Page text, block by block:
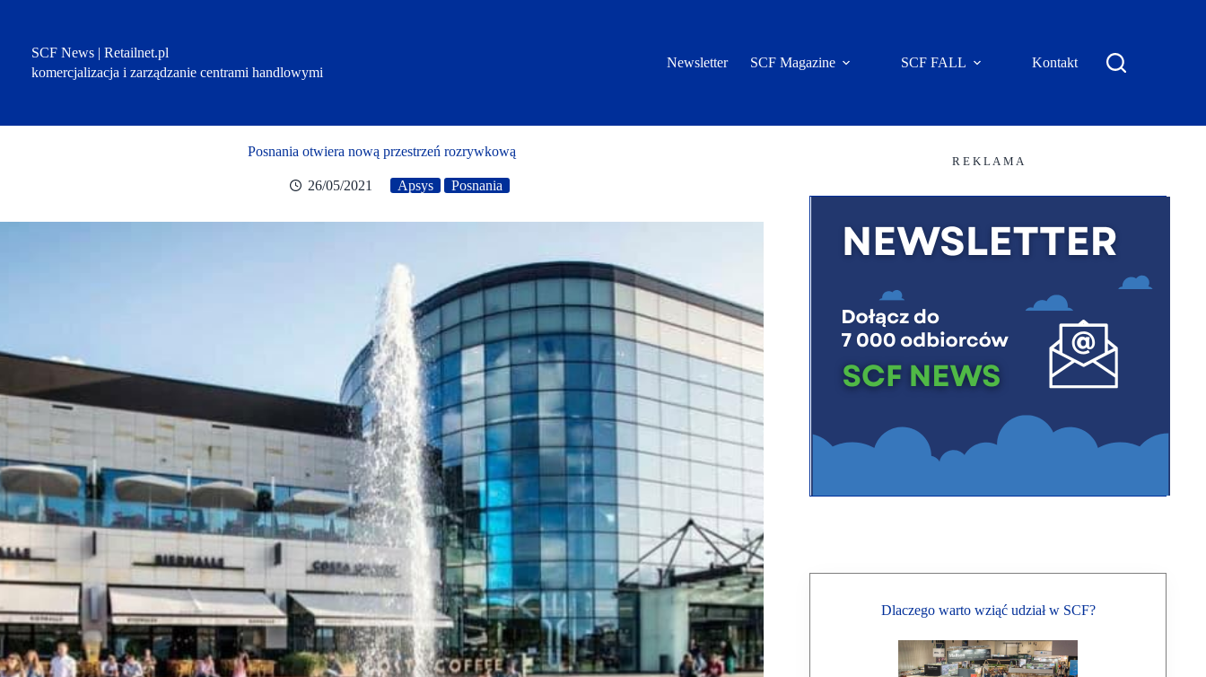
SCF News | Retailnet.pl
komercjalizacja i zarządzanie centrami handlowymi
Newsletter SCF Magazine SCF FALL Kontakt
Posnania otwiera nową przestrzeń rozrywkową
26/05/2021 Apsys Posnania
R E K L A M A
Dlaczego warto wziąć udział w SCF?